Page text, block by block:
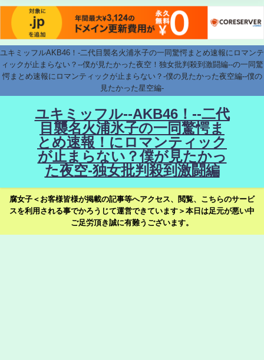
ユキミッフルAKB46！-二代目襲名火浦氷子の一同驚愕まとめ速報にロマンテ
ィックが止まらない？--僕が見たかった夜空！独女批判殺到激闘編--の一同驚
愕まとめ速報にロマンティックが止まらない？-僕の見たかった夜空編--僕の
見たかった星空編-
ユキミッフル--AKB46！--二代
目襲名火浦氷子の一同驚愕ま
とめ速報！にロマンティック
が止まらない？僕が見たかっ
た夜空-独女批判殺到激闘編
腐女子＜お客様皆様が掲載の記事等へアクセス、閲覧、こちらのサービ
スを利用される事でかろうじて運営できています＞本日は足元が悪い中
ご足労頂き誠に有難うございます。